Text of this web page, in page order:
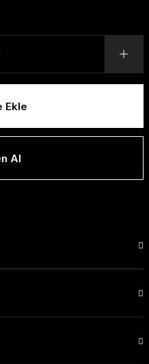
Ekle
Al